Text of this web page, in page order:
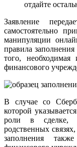
отдайте
Заявление
самостоятельно
манипуляции
правила
того,
финансового
В случае со
которой
роли в сделке,
родственных
заполнения